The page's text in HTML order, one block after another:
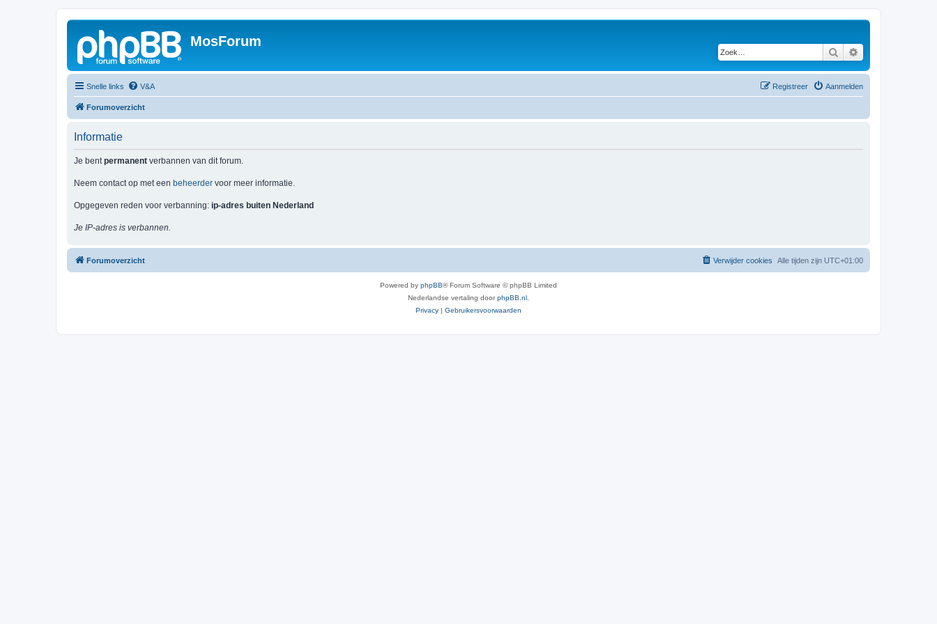
MosForum
Zoek
Snelle links V&A Aanmelden
Registreer
Forumoverzicht
Informatie
Je bentpermanent verbannen van dit forum.
Neem contact op met een beheerder voor meer informatie.
Opgegeven reden voor verbanning: ip-adres buiten Nederland
Je IP-adres is verbannen.
Forumoverzicht Alle tijden zijn UTC+01:00
Verwijder cookies
Powered by phpBB® Forum Software © phpBB Limited
Nederlandse vertaling doorphpBB.nl
Privacy | Gebruikersvoorwaarden